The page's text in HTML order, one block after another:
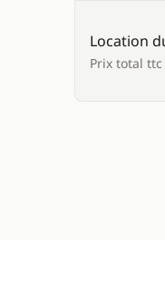
Location
Prix total